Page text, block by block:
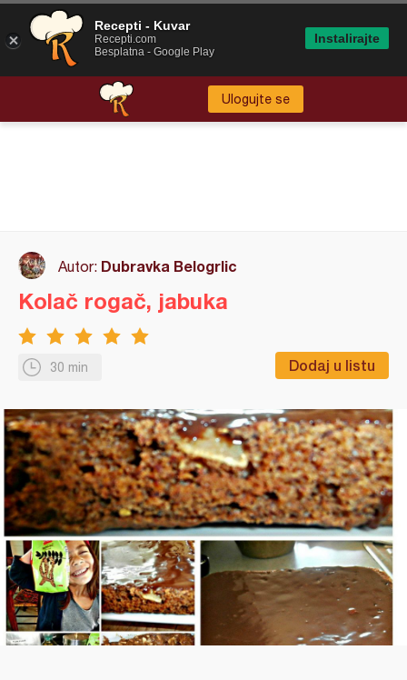
Ulogujte se
Autor: Dubravka Belogrlic
30 min Dodaj u listu
Kolač rogač, jabuka
Recepti - Kuvar
Recepti.com
Besplatna - Google Play
Instalirajte